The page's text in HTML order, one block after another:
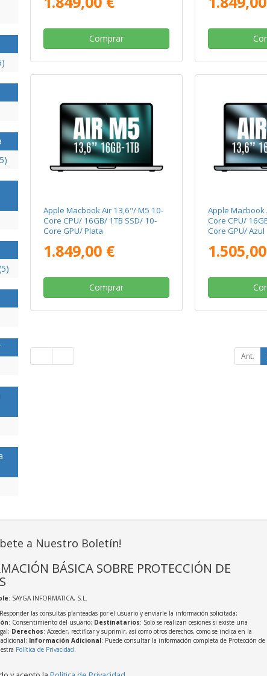
Comprar
Apple Macbook Air 13,6"/ M5 10-
Core CPU/ 16GB/ 1TB SSD/ 10-
Core GPU/ Plata
1.849,00 €
Comprar
Apple
Core CPU/
Core GPU/ Azul
Ant.
a Nuestro Boletín!
BÁSICA SOBRE PROTECCIÓN DE
: SAYGA INFORMATICA, S.L.
las consultas planteadas por el usuario y enviarle la información solicitada;
: Consentimiento del usuario; Destinatarios: Solo se realizan cesiones si existe una
Derechos: Acceder, rectificar y suprimir, así como otros derechos, como se indica en la
Información Adicional: Puede consultar la información completa de Protección de
Política de Privacidad.